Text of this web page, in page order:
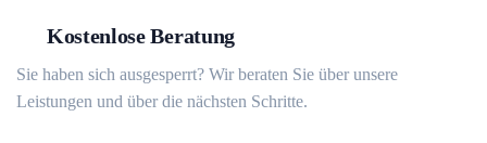
Kostenlose Beratung
Sie haben sich ausgesperrt? Wir beraten Sie über unsere
Leistungen und über die nächsten Schritte.